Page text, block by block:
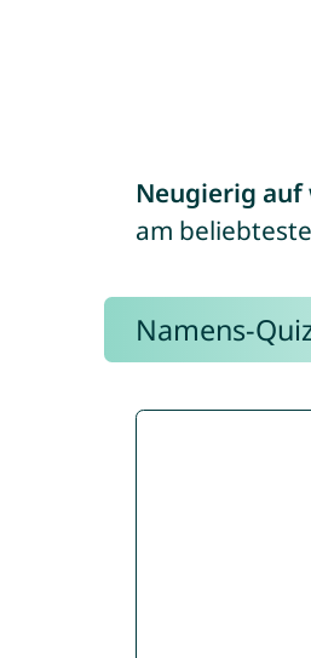
Neugierig auf
am
Namens-